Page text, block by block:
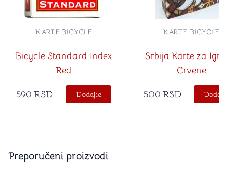
Bicycle Standard Index
Red
KARTE BICYCLE
590 RSD Dodajte
Srbija Karte za
Crvene
KARTE BICYCLE
500 RSD
Preporučeni proizvodi